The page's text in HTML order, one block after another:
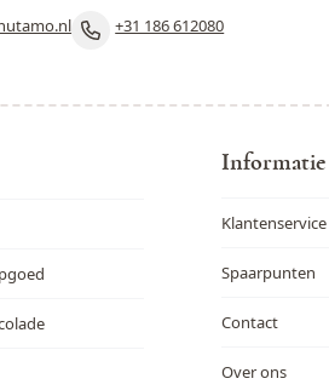
+31 186 612080
Informatie
Klantenservice
Spaarpunten
Contact
Over ons